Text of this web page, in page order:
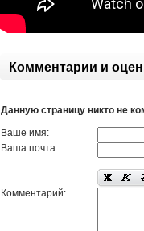
Комментарии и
Данную страницу никто не
Ваше имя:
Ваша почта:
Комментарий: